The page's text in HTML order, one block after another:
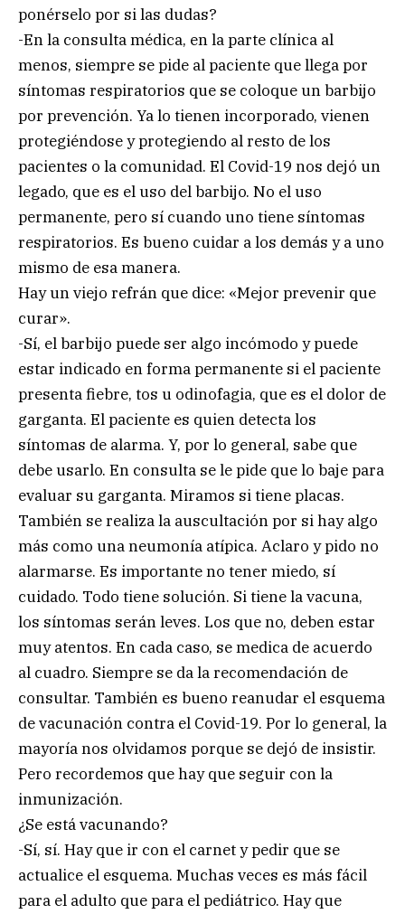
ponérselo por si las dudas?
-En la consulta médica, en la parte clínica al
menos, siempre se pide al paciente que llega por
síntomas respiratorios que se coloque un barbijo
por prevención. Ya lo tienen incorporado, vienen
protegiéndose y protegiendo al resto de los
pacientes o la comunidad. El Covid-19 nos dejó un
legado, que es el uso del barbijo. No el uso
permanente, pero sí cuando uno tiene síntomas
respiratorios. Es bueno cuidar a los demás y a uno
mismo de esa manera.
Hay un viejo refrán que dice: «Mejor prevenir que
curar».
-Sí, el barbijo puede ser algo incómodo y puede
estar indicado en forma permanente si el paciente
presenta fiebre, tos u odinofagia, que es el dolor de
garganta. El paciente es quien detecta los
síntomas de alarma. Y, por lo general, sabe que
debe usarlo. En consulta se le pide que lo baje para
evaluar su garganta. Miramos si tiene placas.
También se realiza la auscultación por si hay algo
más como una neumonía atípica. Aclaro y pido no
alarmarse. Es importante no tener miedo, sí
cuidado. Todo tiene solución. Si tiene la vacuna,
los síntomas serán leves. Los que no, deben estar
muy atentos. En cada caso, se medica de acuerdo
al cuadro. Siempre se da la recomendación de
consultar. También es bueno reanudar el esquema
de vacunación contra el Covid-19. Por lo general, la
mayoría nos olvidamos porque se dejó de insistir.
Pero recordemos que hay que seguir con la
inmunización.
¿Se está vacunando?
-Sí, sí. Hay que ir con el carnet y pedir que se
actualice el esquema. Muchas veces es más fácil
para el adulto que para el pediátrico. Hay que